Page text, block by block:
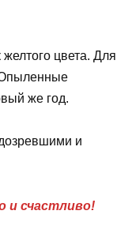
цвета. Для
же год.
и
и счастливо!